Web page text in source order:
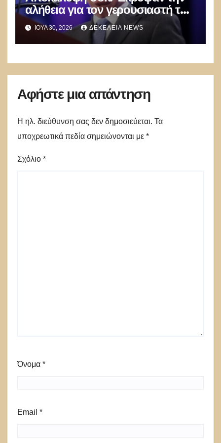
αλήθεια για τον γερουσιαστή των
ΗΠΑ, Graham – Πέθανε σε ροζ
όργιο στα χέρια των Ουκρανών
εραστών του
ΙΟΎΛ 30, 2026 ΔΕΚΈΛΕΙΑ NEWS
Αφήστε μια απάντηση
Η ηλ. διεύθυνση σας δεν δημοσιεύεται. Τα
υποχρεωτικά πεδία σημειώνονται με *
Σχόλιο *
Όνομα *
Email *